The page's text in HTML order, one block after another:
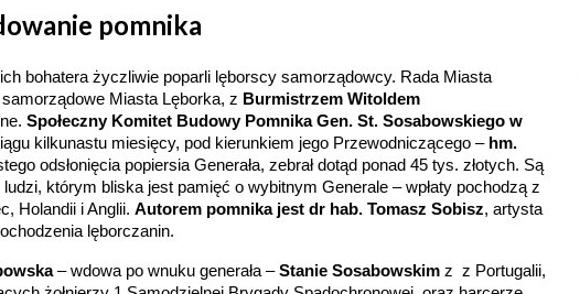
pomnika
bohatera życzliwie poparli lęborscy samorządowcy. Rada Miasta
samorządowe Miasta Lęborka, z Burmistrzem Witoldem
Społeczny Komitet Budowy Pomnika Gen. St. Sosabowskiego w
kilkunastu miesięcy, pod kierunkiem jego Przewodniczącego – hm.
odsłonięcia popiersia Generała, zebrał dotąd ponad 45 tys. złotych. Są
którym bliska jest pamięć o wybitnym Generale – wpłaty pochodzą z
Holandii i Anglii. Autorem pomnika jest dr hab. Tomasz Sobisz, artysta
lęborczanin.
– wdowa po wnuku generała –Stanie Sosabowskim z z Portugalii,